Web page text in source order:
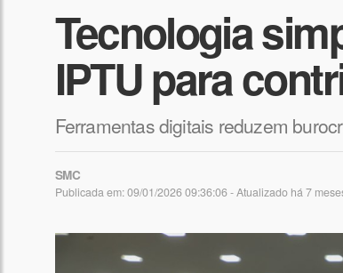
Tecnologia
IPTU para
Ferramentas digitais reduzem
SMC
Publicada em: 09/01/2026 09:36:06 - Atualizado há 7